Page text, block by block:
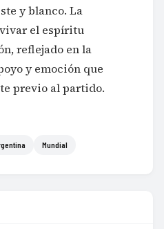
y blanco. La
el espíritu
reflejado en la
y emoción que
previo al partido.
Mundial